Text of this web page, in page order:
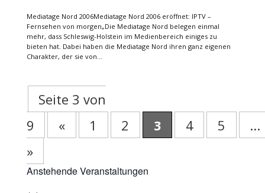
Mediatage Nord 2006Mediatage Nord 2006 eröffnet: IPTV –
Fernsehen von morgen„Die Mediatage Nord belegen einmal
mehr, dass Schleswig-Holstein im Medienbereich einiges zu
bieten hat. Dabei haben die Mediatage Nord ihren ganz eigenen
Charakter, der sie von...
Seite 3 von
9
« 1 2 3 4 5
...
»
Anstehende Veranstaltungen